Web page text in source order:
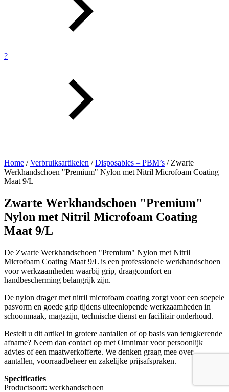
?
Home /Verbruiksartikelen /Disposables – PBM’s / Zwarte
Werkhandschoen "Premium" Nylon met Nitril Microfoam Coating
Maat 9/L
Zwarte Werkhandschoen "Premium"
Nylon met Nitril Microfoam Coating
Maat 9/L
De Zwarte Werkhandschoen "Premium" Nylon met Nitril
Microfoam Coating Maat 9/L is een professionele werkhandschoen
voor werkzaamheden waarbij grip, draagcomfort en
handbescherming belangrijk zijn.
De nylon drager met nitril microfoam coating zorgt voor een soepele
pasvorm en goede grip tijdens uiteenlopende werkzaamheden in
schoonmaak, magazijn, technische dienst en facilitair onderhoud.
Bestelt u dit artikel in grotere aantallen of op basis van terugkerende
afname? Neem dan contact op met Omnimar voor persoonlijk
advies of een maatwerkofferte. We denken graag mee over
aantallen, voorraadbeheer en zakelijke prijsafspraken.
Specificaties
Productsoort: werkhandschoen